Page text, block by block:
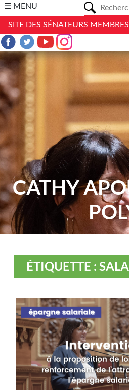
☰ MENU
SITE DES SÉNATEURS
CATHY
ÉTIQUETTE :